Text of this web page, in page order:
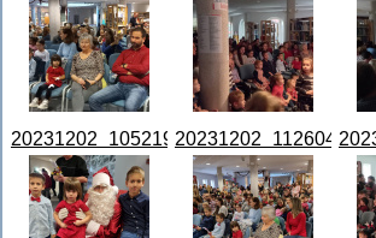
20231202_105219.jpg20231202_112604.jpg